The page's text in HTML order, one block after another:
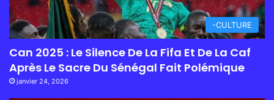
-CULTURE
Can 2025 : Le Silence De La Fifa Et De La Caf
Après Le Sacre Du Sénégal Fait Polémique
janvier 24, 2026